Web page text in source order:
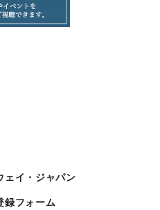
ェイ・ジャパン
録フォーム